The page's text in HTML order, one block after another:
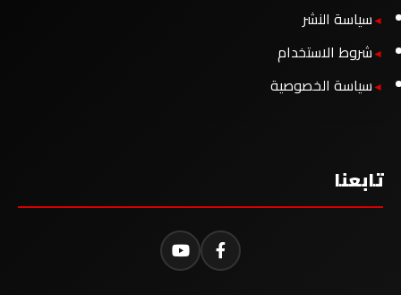
سياسة النشر
شروط الاستخدام
سياسة الخصوصية
تابعنا